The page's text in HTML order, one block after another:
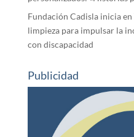
Fundación Cadisla inicia
limpieza para impulsar la
con discapacidad
Publicidad